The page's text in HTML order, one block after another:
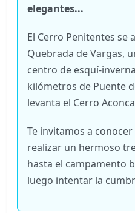
elegantes...
El Cerro Penitentes se
Quebrada de Vargas,
centro de esquí-
kilómetros de Puente
levanta el Cerro
Te invitamos a
realizar un hermoso
hasta el campamento
luego intentar la